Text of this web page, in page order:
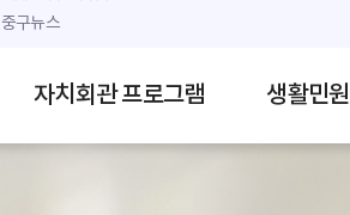
중구뉴스
자치회관 프로그램 생활민원